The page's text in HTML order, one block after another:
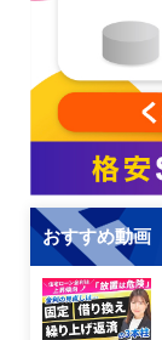
おすすめ動画